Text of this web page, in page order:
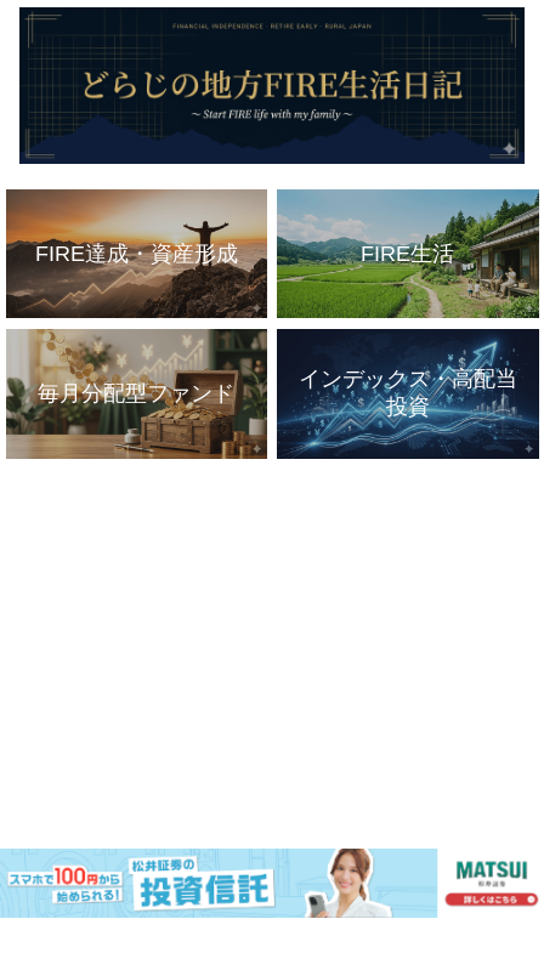
FIRE達成・資産形成 FIRE生活
毎月分配型ファンド
インデックス・高配当
投資